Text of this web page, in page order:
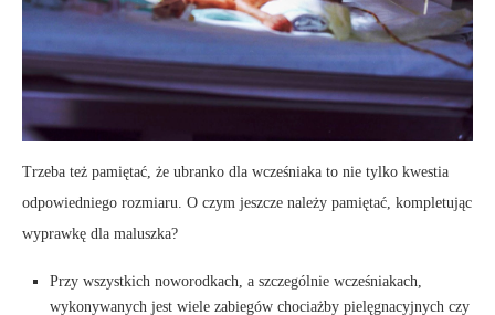
Trzeba też pamiętać, że ubranko dla wcześniaka to nie tylko kwestia
odpowiedniego rozmiaru. O czym jeszcze należy pamiętać, kompletując
wyprawkę dla maluszka?
Przy wszystkich noworodkach, a szczególnie wcześniakach,
wykonywanych jest wiele zabiegów chociażby pielęgnacyjnych czy